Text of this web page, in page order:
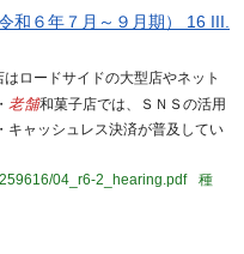
和６年７月～９月期） 16 III.
ロードサイドの大型店やネット
老舗和菓子店では、ＳＮＳの活用
キャッシュレス決済が普及してい
04_r6-2_hearing.pdf
種